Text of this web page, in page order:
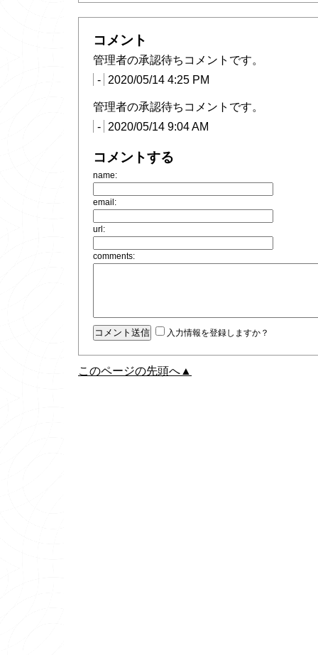
コメント
管理者の承認待ちコメントです。
-
2020/05/14 4:25 PM
管理者の承認待ちコメントです。
-
2020/05/14 9:04 AM
コメントする
name:
email:
url:
comments:
入力情報を登録しますか？
このページの先頭へ▲